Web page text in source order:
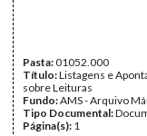
Pasta:01052.000
Título:Listagens e
sobre Leituras
Fundo:AMS - Arquivo
Tipo Documental:
Página(s): 1